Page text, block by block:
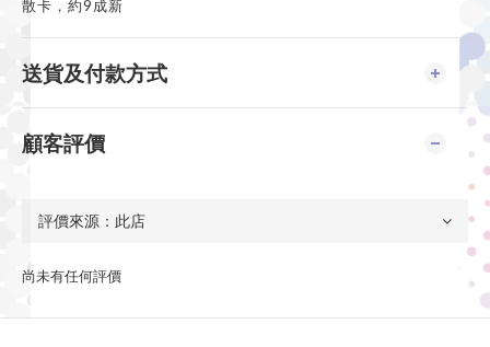
散卡，約9成新
送貨及付款方式
顧客評價
尚未有任何評價